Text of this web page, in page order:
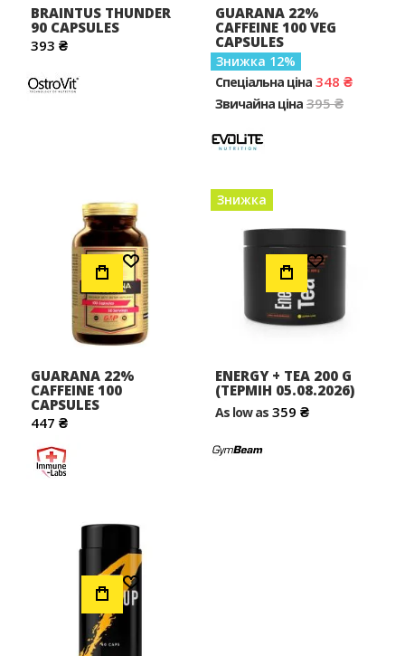
BRAINTUS THUNDER
90 CAPSULES
393 ₴
GUARANA 22%
CAFFEINE 100 VEG
CAPSULES
Знижка 12
Спеціальна ціна 348 ₴
Звичайна ціна 395 ₴
Додати до Списку Бажань
GUARANA 22%
CAFFEINE 100
CAPSULES
447 ₴
Додати до Списку Бажань
Знижка
ENERGY + TEA 200 G
(ТЕРМІН 05.08.2026)
As low as 359 ₴
Додати до Списку Бажань